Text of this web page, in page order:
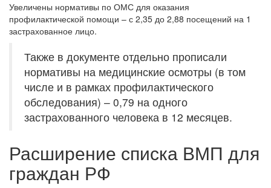
Увеличены нормативы по ОМС для оказания
профилактической помощи – с 2,35 до 2,88 посещений на 1
застрахованное лицо.
Также в документе отдельно прописали
нормативы на медицинские осмотры (в том
числе и в рамках профилактического
обследования) – 0,79 на одного
застрахованного человека в 12 месяцев.
Расширение списка ВМП для
граждан РФ